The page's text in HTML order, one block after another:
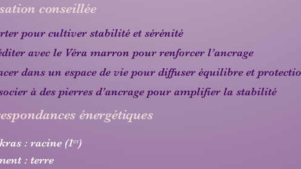
conseillée
pour cultiver stabilité et sérénité
avec le Véra marron pour renforcer l’ancrage
dans un espace de vie pour diffuser équilibre et
à des pierres d’ancrage pour amplifier la stabilité
énergétiques
: racine (1ᵉʳ)
: terre